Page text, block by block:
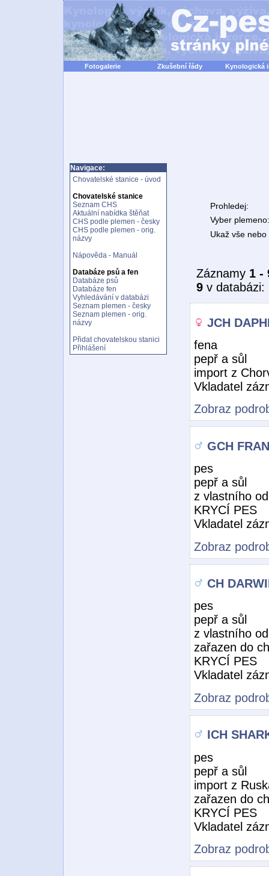
Fotogalerie Zkušební řády Kynologická
Navigace:
Chovatelské stanice - úvod
Chovatelské stanice
Seznam CHS
Aktuální nabídka štěňat
CHS podle plemen - česky
CHS podle plemen - orig.
názvy
Nápověda - Manuál
Databáze psů a fen
Databáze psů
Databáze fen
Vyhledávání v databázi
Seznam plemen - česky
Seznam plemen - orig.
názvy
Přidat chovatelskou stanici
Přihlášení
Prohledej:
Vyber plemeno:
Ukaž vše
Záznamy 1 -
9 v databázi:
JCH
fena
pepř a sůl
import z
Vkladatel
Zobraz
GCH
pes
pepř a sůl
z vlastního
KRYCÍ PES
Vkladatel
Zobraz
CH
pes
pepř a sůl
z vlastního
zařazen do
KRYCÍ PES
Vkladatel
Zobraz
ICH
pes
pepř a sůl
import z
zařazen do
KRYCÍ PES
Vkladatel
Zobraz